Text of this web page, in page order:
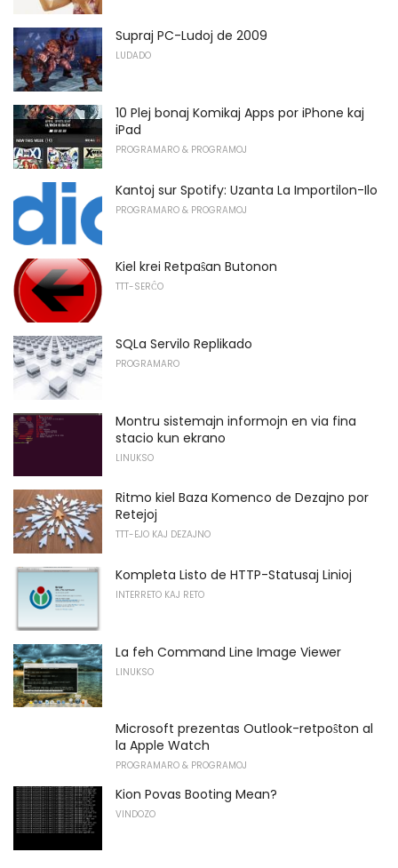
Supraj PC-Ludoj de 2009
LUDADO
10 Plej bonaj Komikaj Apps por iPhone kaj
iPad
PROGRAMARO & PROGRAMOJ
Kantoj sur Spotify: Uzanta La Importilon-Ilo
PROGRAMARO & PROGRAMOJ
Kiel krei Retpaŝan Butonon
TTT-SERĈO
SQLa Servilo Replikado
PROGRAMARO
Montru sistemajn informojn en via fina
stacio kun ekrano
LINUKSO
Ritmo kiel Baza Komenco de Dezajno por
Retejoj
TTT-EJO KAJ DEZAJNO
Kompleta Listo de HTTP-Statusaj Linioj
INTERRETO KAJ RETO
La feh Command Line Image Viewer
LINUKSO
Microsoft prezentas Outlook-retpoŝton al
la Apple Watch
PROGRAMARO & PROGRAMOJ
Kion Povas Booting Mean?
VINDOZO